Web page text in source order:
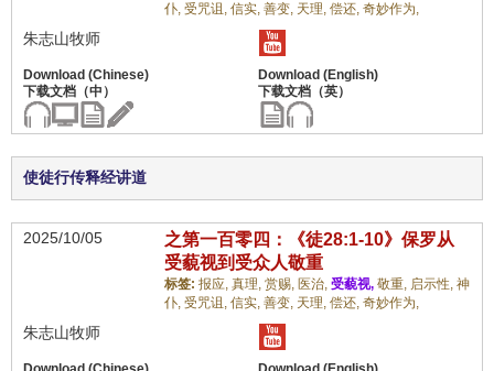
仆, 受咒诅, 信实, 善变, 天理, 偿还, 奇妙作为,
朱志山牧师
使徒行传释经讲道
2025/10/05
之第一百零四：《徒28:1-10》保罗从
受藐视到受众人敬重
标签: 报应, 真理, 赏赐, 医治, 受藐视, 敬重, 启示性, 神
仆, 受咒诅, 信实, 善变, 天理, 偿还, 奇妙作为,
朱志山牧师